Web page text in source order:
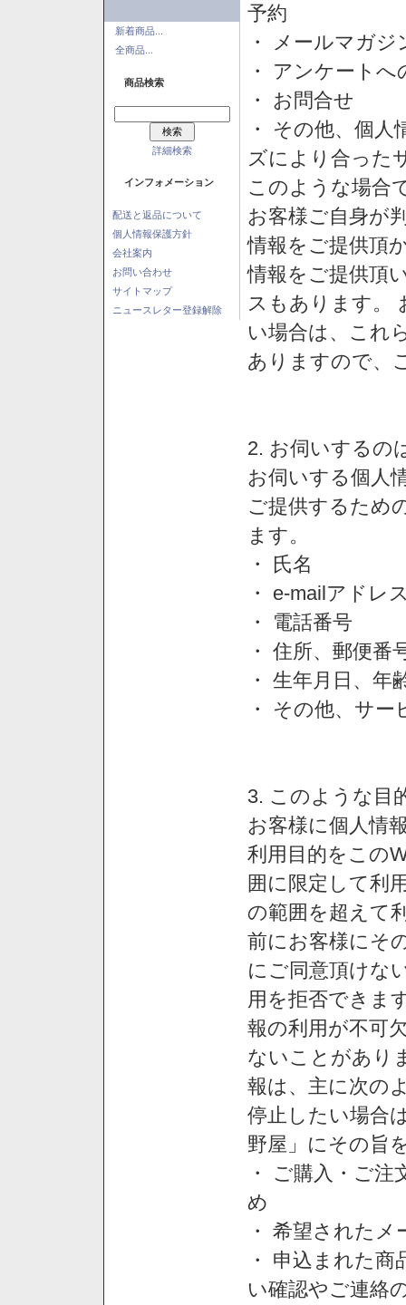
新着商品...
全商品...
商品検索
詳細検索
インフォメーション
配送と返品について
個人情報保護方針
会社案内
お問い合わせ
サイトマップ
ニュースレター登録解除
予約
・ メールマガ
・ アンケートへ
・ お問合せ
・ その他、個
ズにより合った
このような場合
お客様ご自身が
情報をご提供頂
情報をご提供頂
スもあります。
い場合は、これ
ありますので、
2. お伺いするの
お伺いする個人
ご提供するため
ます。
・ 氏名
・ e-mailアドレ
・ 電話番号
・ 住所、郵便番
・ 生年月日、年
・ その他、サ
3. このような目
お客様に個人情
利用目的をこの
囲に限定して利
の範囲を超えて
前にお客様にそ
にご同意頂けな
用を拒否できま
報の利用が不可
ないことがあり
報は、主に次の
停止したい場合
野屋」にその旨
・ ご購入・ご
め
・ 希望された
・ 申込まれた
い確認やご連絡